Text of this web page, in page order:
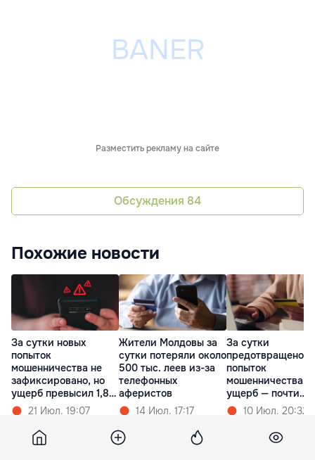
Разместить рекламу на сайте
Обсуждения 84
Похожие новости
За сутки новых
попыток
мошенничества не
зафиксировано, но
ущерб превысил 1,8
млн леев
21 Июл. 19:07
Жители Молдовы за
сутки потеряли около
500 тыс. леев из-за
телефонных
аферистов
14 Июл. 17:17
За сутки
предотвращено
попыток
мошенничества,
ущерб — почти
миллион леев
10 Июл. 20:32